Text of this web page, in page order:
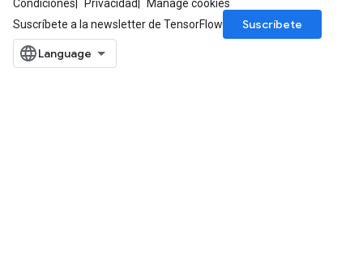
Condiciones Privacidad
Manage cookies
Suscríbete a la newsletter de TensorFlow
Suscríbete